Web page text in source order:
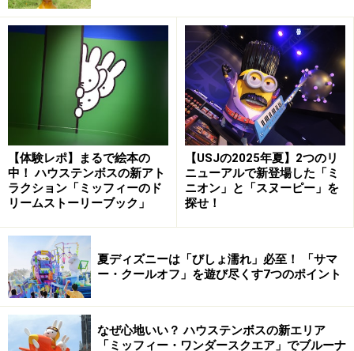
ナガシマスパーランド ジャンボ海水プール
ひらかたパーク ザ・ブーン
奈良ドリームランド カプリプール
姫路セントラルパーク アクエリア
海の中道海浜公園 サンシャインプール
【関連サイト】
【体験レポ】まるで絵本の
中！ ハウステンボスの新アト
ラクション「ミッフィーのド
リームストーリーブック」
【USJの2025年夏】2つのリ
ニューアルで新登場した「ミ
ニオン」と「スヌーピー」を
探せ！
夏ディズニーは「びしょ濡れ」必至！ 「サマ
ー・クールオフ」を遊び尽くす7つのポイント
なぜ心地いい？ ハウステンボスの新エリア
「ミッフィー・ワンダースクエア」でブルーナ